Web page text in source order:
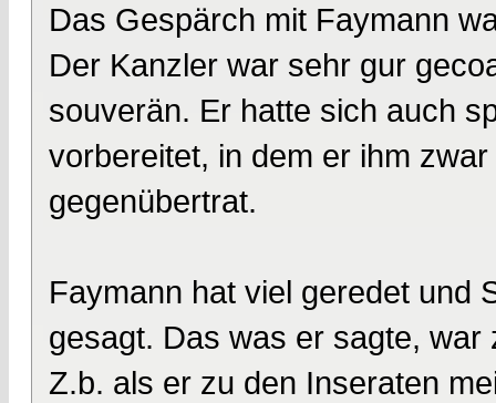
Das Gespärch mit Faymann
Der Kanzler war sehr gur
souverän. Er hatte sich auch
vorbereitet, in dem er ihm
gegenübertrat.
Faymann hat viel geredet und
gesagt. Das was er sagte,
Z.b. als er zu den Inseraten